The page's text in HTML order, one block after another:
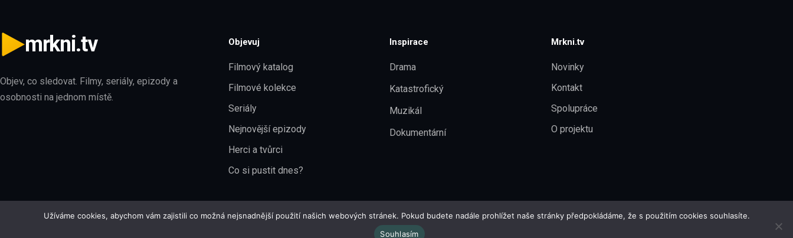
mrkni.tv
Objev, co sledovat. Filmy, seriály, epizody a
osobnosti na jednom místě.
Objevuj
Filmový katalog
Filmové kolekce
Seriály
Nejnovější epizody
Herci a tvůrci
Co si pustit dnes?
Inspirace
Drama
Katastrofický
Muzikál
Dokumentární
Mrkni.tv
Novinky
Kontakt
Spolupráce
O projektu
Užíváme cookies, abychom vám zajistili co možná nejsnadnější použití našich webových stránek. Pokud budete nadále prohlížet naše stránky předpokládáme, že s použitím cookies souhlasíte.
Souhlasím